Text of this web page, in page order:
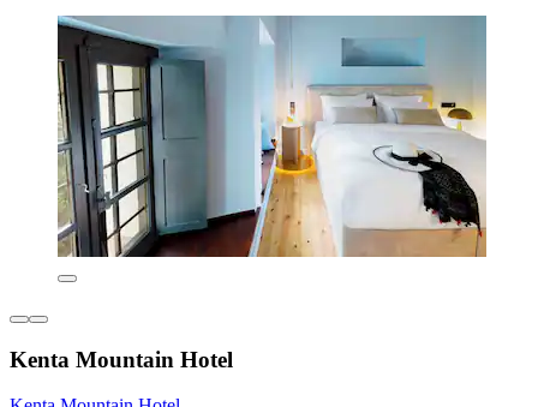
Kenta Mountain Hotel